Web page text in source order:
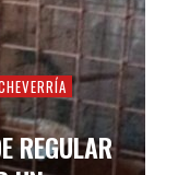
REGULAR